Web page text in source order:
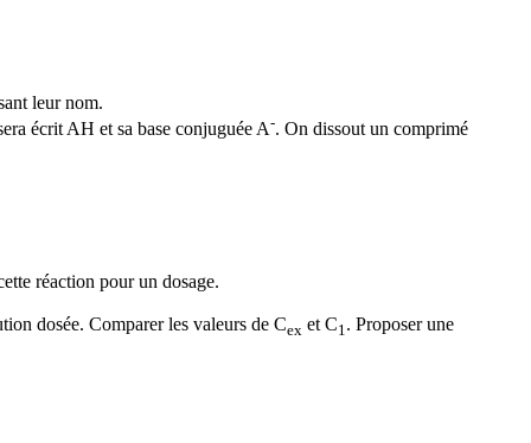
leur nom.
écrit AH et sa base conjuguée A-. On dissout un comprimé
réaction pour un dosage.
dosée. Comparer les valeurs de Cex et C1 . Proposer une